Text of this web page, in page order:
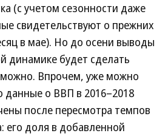
(с учетом сезонности даже
свидетельствуют о прежних
в мае). Но до осени выводы
динамике будет сделать
Впрочем, уже можно
данные о ВВП в 2016–2018
после пересмотра темпов
его доля в добавленной